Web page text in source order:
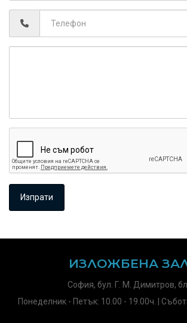
ИЗЛОЖБЕНА
София, бул. Г. М. Димитров,
Понеделник - Петък: 10.00 - 19.00ч. |